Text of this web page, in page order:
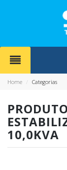
Home / Categorias
10,0KVA